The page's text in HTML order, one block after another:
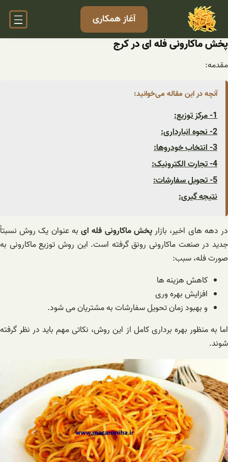
محتوا
آغاز همکاری
پخش ماکارونی فله ای در کرج
مقدمه:
آنچه در این مقاله می‌خوانید:
1- مرکز توزیع:
2- نحوه انبارداری:
3- انتخاب خودروها:
4- تجارت الکترونیک:
5- تحویل سفارشات:
نتیجه گیری:
در دهه های اخیر، بازارپخش ماکارونی فله ایبه عنوان یک روش نسبتاً
جدید در صنعت ماکارونی رونق گرفته است. این روش توزیع ماکارونی به
صورت فله، سبب:
کاهش هزینه ها
افزایش بهره وری
و بهبود زمان تحویل سفارشات به مشتریان می شود.
اما به منظور بهره برداری کامل از این روش، نکاتی مهم باید در نظر گرفته
شوند.